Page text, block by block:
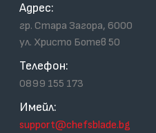
Адрес:
гр. Стара Загора, 6000
ул. Христо Ботев 50
Телефон:
0899 155 173
Имейл:
support@chefsblade.bg